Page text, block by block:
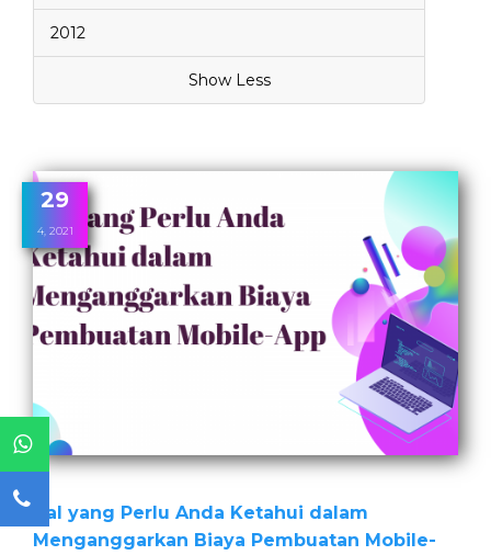
2012
Show Less
29
4, 2021
Hal yang Perlu Anda Ketahui dalam
Menganggarkan Biaya Pembuatan Mobile-